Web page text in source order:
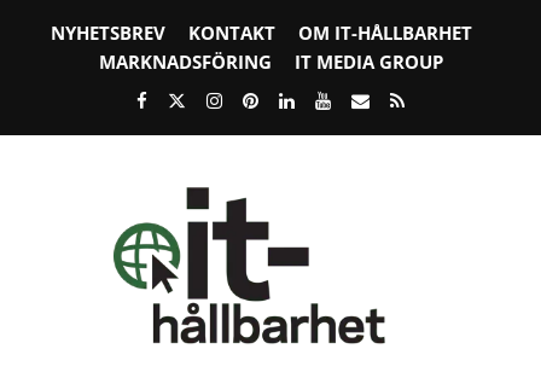
NYHETSBREV KONTAKT
OM IT-HÅLLBARHET
MARKNADSFÖRING
IT MEDIA GROUP